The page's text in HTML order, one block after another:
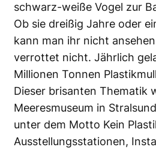
schwarz-weiße Vogel zur
Ob sie dreißig Jahre oder
kann man ihr nicht
verrottet nicht. Jährlich
Millionen Tonnen
Dieser brisanten Thematik
Meeresmuseum in
unter dem Motto Kein
Ausstellungsstationen,